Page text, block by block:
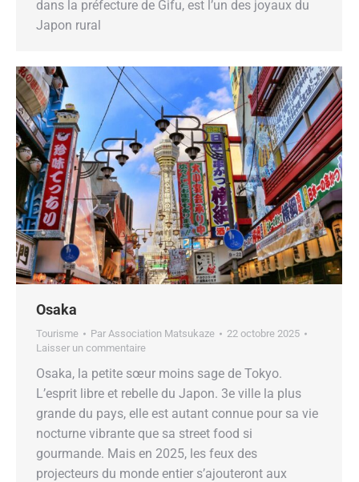
dans la préfecture de Gifu, est l’un des joyaux du
Japon rural
Osaka
Tourisme Par Association Matsukaze
22 octobre 2025
Laisser un commentaire
Osaka, la petite sœur moins sage de Tokyo.
Lʼesprit libre et rebelle du Japon. 3e ville la plus
grande du pays, elle est autant connue pour sa vie
nocturne vibrante que sa street food si
gourmande. Mais en 2025, les feux des
projecteurs du monde entier sʼajouteront aux